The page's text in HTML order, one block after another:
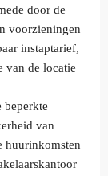
door de
voorzieningen
instaptarief,
van de locatie
beperkte
van
huurinkomsten